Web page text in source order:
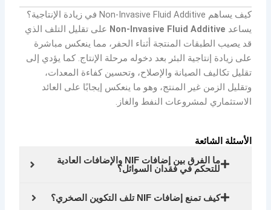
كيف يساهم Non-Invasive Fluid Additive في زيادة الإنتاجية؟
يساعد Non-Invasive Fluid Additive على تقليل التلف الذي
قد يصيب الطبقات المنتجة أثناء الحفر، مما ينعكس مباشرة
على زيادة إنتاجية البئر بعد دخوله مرحلة الإنتاج. كما يؤدي إلى
تقليل تكاليف الصيانة والإصلاح، وتحسين كفاءة المعدات،
وتقليل الزمن غير المنتج، وهو ما ينعكس إيجابًا على العائد
الاستثماري لمشروعات النفط والغاز.
الأسئلة الشائعة
ما الفرق بين إضافات NIF والإضافات العادية
للتحكم في فقدان السوائل؟
كيف تمنع إضافات NIF تلف التكوين الصخري؟